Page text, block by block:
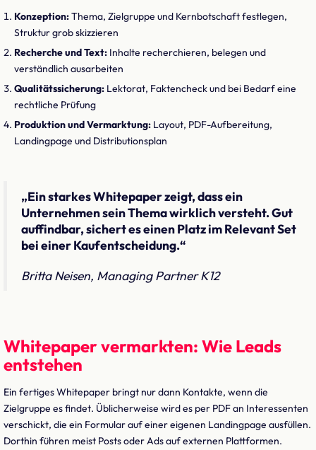
Konzeption:Thema, Zielgruppe und Kernbotschaft festlegen,
Struktur grob skizzieren
Recherche und Text: Inhalte recherchieren, belegen und
verständlich ausarbeiten
Qualitätssicherung: Lektorat, Faktencheck und bei Bedarf eine
rechtliche Prüfung
Produktion und Vermarktung: Layout, PDF-Aufbereitung,
Landingpage und Distributionsplan
„Ein starkes Whitepaper zeigt, dass ein
Unternehmen sein Thema wirklich versteht. Gut
auffindbar, sichert es einen Platz im Relevant Set
bei einer Kaufentscheidung.“
Britta Neisen, Managing Partner K12
Whitepaper vermarkten: Wie Leads
entstehen
Ein fertiges Whitepaper bringt nur dann Kontakte, wenn die
Zielgruppe es findet. Üblicherweise wird es per PDF an Interessenten
verschickt, die ein Formular auf einer eigenen Landingpage ausfüllen.
Dorthin führen meist Posts oder Ads auf externen Plattformen.